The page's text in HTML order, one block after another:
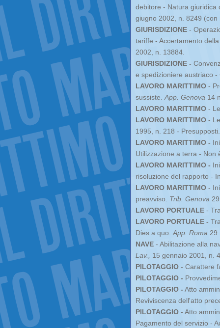
debitore - Natura
giugno 2002, n. 8249 (con
GIURISDIZIONE -
tariffe - Accertamento
2002, n. 13884.
GIURISDIZIONE -
e spedizioniere austriaco
LAVORO MARITTIMO -
sussiste. App. Genova 14
LAVORO MARITTIMO -
LAVORO MARITTIMO -
1995, n. 218 -
LAVORO MARITTIMO -
Utilizzazione a terra - Non
LAVORO MARITTIMO -
risoluzione del rapporto -
LAVORO MARITTIMO -
preavviso. Trib. Genova
LAVORO PORTUALE -
LAVORO PORTUALE -
Dies a quo. App. Roma 29
NAVE - Abilitazione alla
Lav.,
15 gennaio 2001, n.
PILOTAGGIO - Carattere
PILOTAGGIO -
PILOTAGGIO - Atto
Reviviscenza dell'atto
PILOTAGGIO - Atto
Pagamento del servizio -